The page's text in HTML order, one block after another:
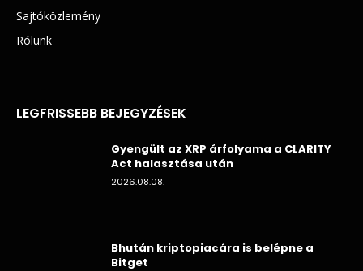
Sajtóközlemény
Rólunk
LEGFRISSEBB BEJEGYZÉSEK
Gyengült az XRP árfolyama a CLARITY
Act halasztása után
2026.08.08.
Bhután kriptopiacára is belépne a
Bitget